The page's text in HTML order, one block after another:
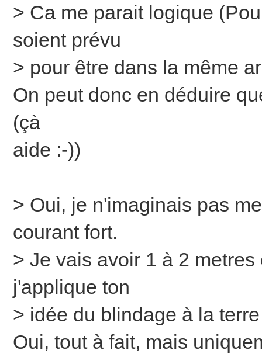
> Ca me parait logique
soient prévu
> pour être dans la même
On peut donc en déduire
(çà
aide :-))
> Oui, je n'imaginais pas
courant fort.
> Je vais avoir 1 à 2
j'applique ton
> idée du blindage à la
Oui, tout à fait, mais